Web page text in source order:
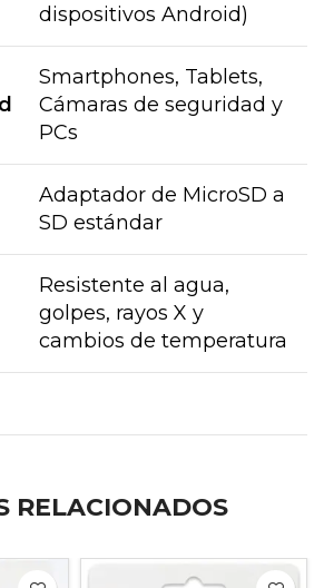
dispositivos Android)
Smartphones, Tablets,
Cámaras de seguridad y
PCs
Adaptador de MicroSD a
SD estándar
Resistente al agua,
golpes, rayos X y
cambios de temperatura
RELACIONADOS